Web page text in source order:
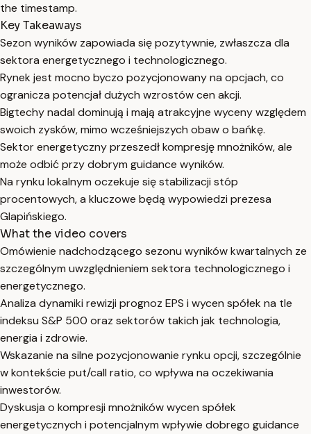
the timestamp.
Key Takeaways
Sezon wyników zapowiada się pozytywnie, zwłaszcza dla
sektora energetycznego i technologicznego.
Rynek jest mocno byczo pozycjonowany na opcjach, co
ogranicza potencjał dużych wzrostów cen akcji.
Bigtechy nadal dominują i mają atrakcyjne wyceny względem
swoich zysków, mimo wcześniejszych obaw o bańkę.
Sektor energetyczny przeszedł kompresję mnożników, ale
może odbić przy dobrym guidance wyników.
Na rynku lokalnym oczekuje się stabilizacji stóp
procentowych, a kluczowe będą wypowiedzi prezesa
Glapińskiego.
What the video covers
Omówienie nadchodzącego sezonu wyników kwartalnych ze
szczególnym uwzględnieniem sektora technologicznego i
energetycznego.
Analiza dynamiki rewizji prognoz EPS i wycen spółek na tle
indeksu S&P 500 oraz sektorów takich jak technologia,
energia i zdrowie.
Wskazanie na silne pozycjonowanie rynku opcji, szczególnie
w kontekście put/call ratio, co wpływa na oczekiwania
inwestorów.
Dyskusja o kompresji mnożników wycen spółek
energetycznych i potencjalnym wpływie dobrego guidance